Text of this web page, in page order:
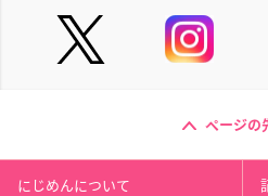
ページの
にじめんについて